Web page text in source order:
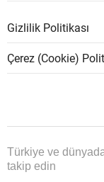
Gizlilik Politikası
Çerez (Cookie)
Türkiye ve
takip edin